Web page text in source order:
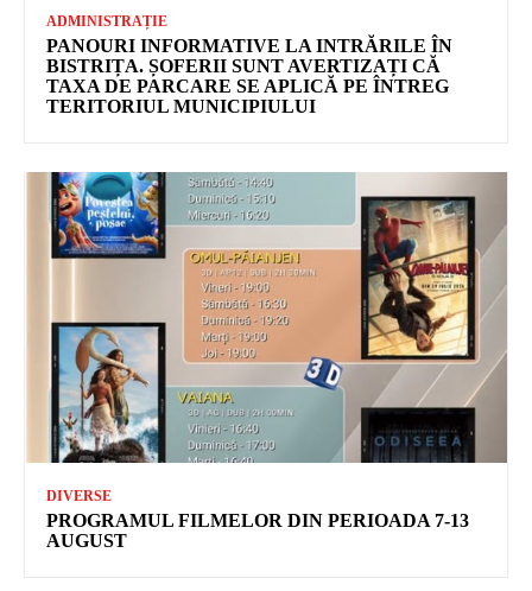
ADMINISTRAȚIE
PANOURI INFORMATIVE LA INTRĂRILE ÎN
BISTRIȚA. ȘOFERII SUNT AVERTIZAȚI CĂ
TAXA DE PARCARE SE APLICĂ PE ÎNTREG
TERITORIUL MUNICIPIULUI
DIVERSE
PROGRAMUL FILMELOR DIN PERIOADA 7-13
AUGUST